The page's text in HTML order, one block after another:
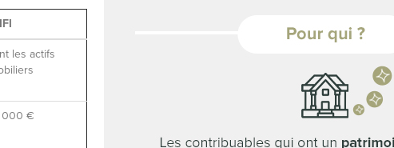
IFI
les actifs
000 €